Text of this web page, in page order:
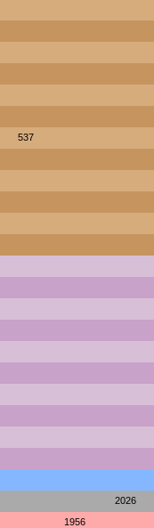
537
2026
1956